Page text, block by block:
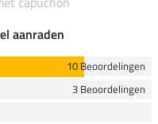
aanraden
10 Beoordelingen
3 Beoordelingen